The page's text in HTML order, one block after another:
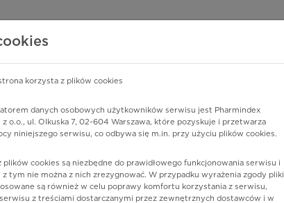
o lekach
Pharmindex
lider wiedzy o lekach
czynną
korzysta z plików cookies
danych osobowych użytkowników serwisu jest Pharmindex
z o.o., ul. Olkuska 7, 02-604 Warszawa, które pozyskuje i przetwarza
niniejszego serwisu, co odbywa się m.in. przy użyciu plików cookies.
plików cookies są niezbędne do prawidłowego funkcjonowania serwisu i
z tym nie można z nich zrezygnować. W przypadku wyrażenia zgody pliki
są również w celu poprawy komfortu korzystania z serwisu,
z treściami dostarczanymi przez zewnętrznych dostawców i w